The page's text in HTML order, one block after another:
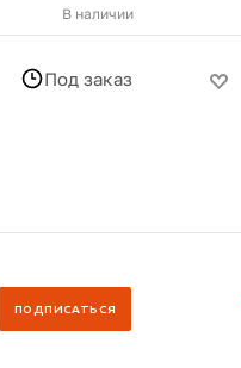
В наличии
Под заказ